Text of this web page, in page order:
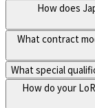
How does
What contract
What special
How do your